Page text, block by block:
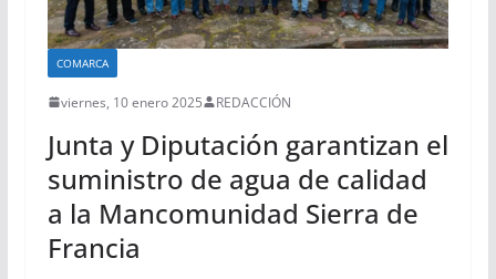
COMARCA
viernes, 10 enero 2025 REDACCIÓN
Junta y Diputación garantizan el
suministro de agua de calidad
a la Mancomunidad Sierra de
Francia